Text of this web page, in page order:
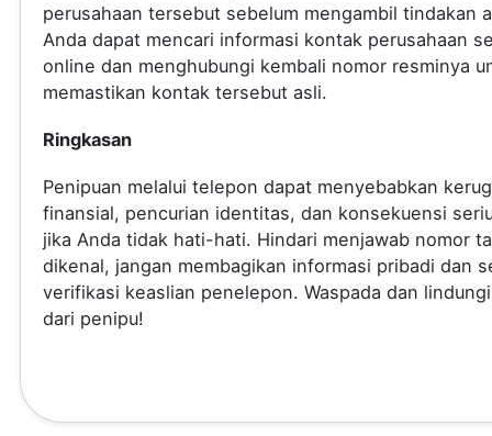
perusahaan tersebut sebelum mengambil tindakan
Anda dapat mencari informasi kontak perusahaan
online dan menghubungi kembali nomor resminya
memastikan kontak tersebut asli.
Ringkasan
Penipuan melalui telepon dapat menyebabkan
finansial, pencurian identitas, dan konsekuensi
jika Anda tidak hati-hati. Hindari menjawab nomor
dikenal, jangan membagikan informasi pribadi dan
verifikasi keaslian penelepon. Waspada dan
dari penipu!